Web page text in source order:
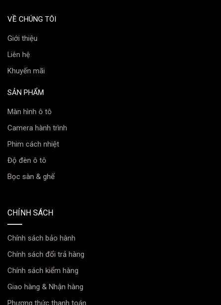
Với thuật toán AI tiên tiến tính toán khoảng cách và ý
định của một người, A810 sẽ kích hoạt ghi hình khi xác
định ai đó là mối đe dọa tiềm ẩn, giữ bằng chứng rõ
ràng về các vụ đột nhập hoặc các trường hợp khẩn cấp
Ghi hình ban đêm sắc nét
VỀ CHÚNG TÔI
Giới thiệu
Liên hệ
Khuyến mãi
SẢN PHẨM
Màn hình ô tô
Camera hành trình
Phim cách nhiệt
Độ đèn ô tô
Bọc sàn & ghế
CHÍNH SÁCH
Chính sách bảo hành
Chính sách đổi trả hàng
Chính sách kiểm hàng
Giao hàng & Nhận hàng
Phương thức thanh toán